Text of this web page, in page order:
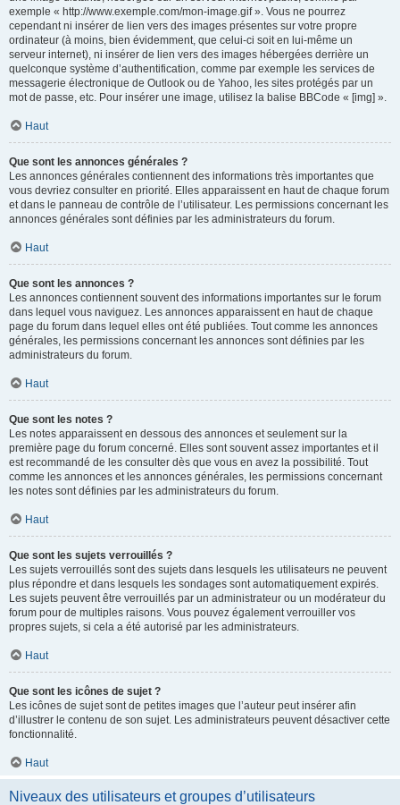
exemple « http://www.exemple.com/mon-image.gif ». Vous ne pourrez
cependant ni insérer de lien vers des images présentes sur votre propre
ordinateur (à moins, bien évidemment, que celui-ci soit en lui-même un
serveur internet), ni insérer de lien vers des images hébergées derrière un
quelconque système d’authentification, comme par exemple les services de
messagerie électronique de Outlook ou de Yahoo, les sites protégés par un
mot de passe, etc. Pour insérer une image, utilisez la balise BBCode « [img] ».
Haut
Que sont les annonces générales ?
Les annonces générales contiennent des informations très importantes que
vous devriez consulter en priorité. Elles apparaissent en haut de chaque forum
et dans le panneau de contrôle de l’utilisateur. Les permissions concernant les
annonces générales sont définies par les administrateurs du forum.
Haut
Que sont les annonces ?
Les annonces contiennent souvent des informations importantes sur le forum
dans lequel vous naviguez. Les annonces apparaissent en haut de chaque
page du forum dans lequel elles ont été publiées. Tout comme les annonces
générales, les permissions concernant les annonces sont définies par les
administrateurs du forum.
Haut
Que sont les notes ?
Les notes apparaissent en dessous des annonces et seulement sur la
première page du forum concerné. Elles sont souvent assez importantes et il
est recommandé de les consulter dès que vous en avez la possibilité. Tout
comme les annonces et les annonces générales, les permissions concernant
les notes sont définies par les administrateurs du forum.
Haut
Que sont les sujets verrouillés ?
Les sujets verrouillés sont des sujets dans lesquels les utilisateurs ne peuvent
plus répondre et dans lesquels les sondages sont automatiquement expirés.
Les sujets peuvent être verrouillés par un administrateur ou un modérateur du
forum pour de multiples raisons. Vous pouvez également verrouiller vos
propres sujets, si cela a été autorisé par les administrateurs.
Haut
Que sont les icônes de sujet ?
Les icônes de sujet sont de petites images que l’auteur peut insérer afin
d’illustrer le contenu de son sujet. Les administrateurs peuvent désactiver cette
fonctionnalité.
Haut
Niveaux des utilisateurs et groupes d’utilisateurs